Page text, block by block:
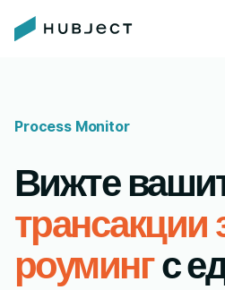
Process Monitor
Вижте
трансакции
роумингс